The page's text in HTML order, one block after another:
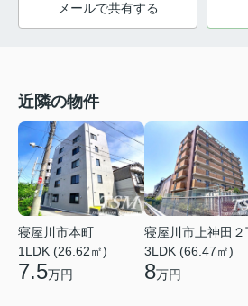
メールで共有する
近隣の物件
寝屋川市本町
1LDK (26.62㎡)
7.5万円
寝屋川市上神田２
3LDK (66.47㎡)
8万円